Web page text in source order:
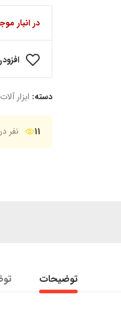
در انبار
دسته: ابزار
11 نفر
توضیحات